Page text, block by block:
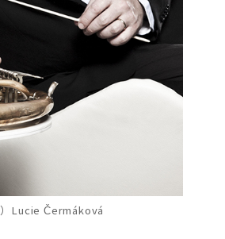
Lucie Čermáková